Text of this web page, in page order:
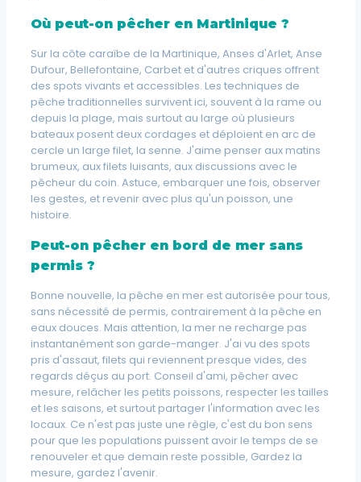
Où peut-on pêcher en Martinique ?
Sur la côte caraïbe de la Martinique, Anses d'Arlet, Anse
Dufour, Bellefontaine, Carbet et d'autres criques offrent
des spots vivants et accessibles. Les techniques de
pêche traditionnelles survivent ici, souvent à la rame ou
depuis la plage, mais surtout au large où plusieurs
bateaux posent deux cordages et déploient en arc de
cercle un large filet, la senne. J'aime penser aux matins
brumeux, aux filets luisants, aux discussions avec le
pêcheur du coin. Astuce, embarquer une fois, observer
les gestes, et revenir avec plus qu'un poisson, une
histoire.
Peut-on pêcher en bord de mer sans
permis ?
Bonne nouvelle, la pêche en mer est autorisée pour tous,
sans nécessité de permis, contrairement à la pêche en
eaux douces. Mais attention, la mer ne recharge pas
instantanément son garde-manger. J'ai vu des spots
pris d'assaut, filets qui reviennent presque vides, des
regards déçus au port. Conseil d'ami, pêcher avec
mesure, relâcher les petits poissons, respecter les tailles
et les saisons, et surtout partager l'information avec les
locaux. Ce n'est pas juste une règle, c'est du bon sens
pour que les populations puissent avoir le temps de se
renouveler et que demain reste possible, Gardez la
mesure, gardez l'avenir.